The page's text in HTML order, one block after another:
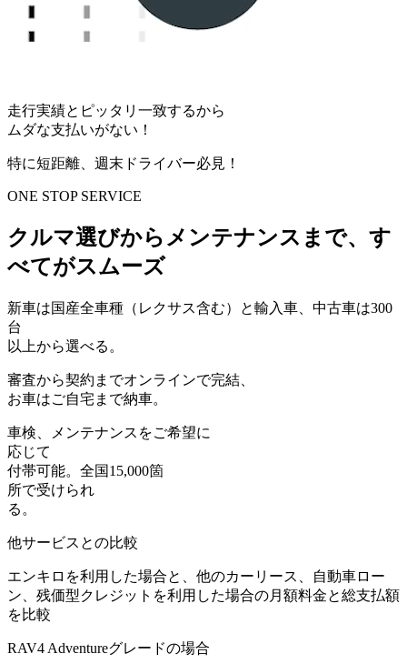
走行実績とピッタリ一致するから
ムダな支払いがない！
特に短距離、週末ドライバー必見！
ONE STOP SERVICE
クルマ選びからメンテナンスまで、す
べてがスムーズ
新車は国産全車種（レクサス含む）と輸入車 、中古車は300
台
以上から選べる。
審査から契約までオンラインで完結、
お車はご自宅まで納車。
車検、メンテナンス をご希望に
応じて
付帯可能。全国15,000箇
所で受けられ
る。
他サービスとの比較
エンキロを利用した場合と、他のカーリース、自動車ロー
ン、残価型クレジットを利用した場合の月額料金と総支払額
を比較
RAV4 Adventureグレードの場合